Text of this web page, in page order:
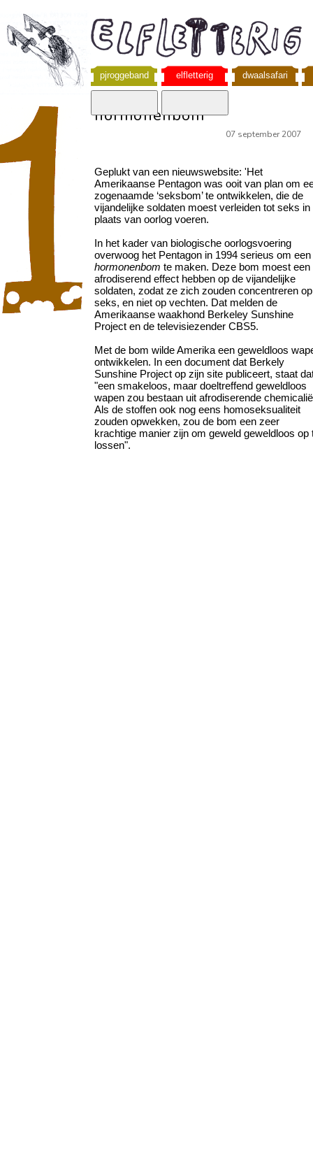
pjroggeband elfletterig dwaalsafari
hormonenbom
07 september 2007
Geplukt van een nieuwswebsite: 'Het
Amerikaanse Pentagon was ooit van plan om
zogenaamde ‘seksbom’ te ontwikkelen, die de
vijandelijke soldaten moest verleiden tot seks in
plaats van oorlog voeren.
In het kader van biologische oorlogsvoering
overwoog het Pentagon in 1994 serieus om een
hormonenbom te maken. Deze bom moest een
afrodiserend effect hebben op de vijandelijke
soldaten, zodat ze zich zouden concentreren op
seks, en niet op vechten. Dat melden de
Amerikaanse waakhond Berkeley Sunshine
Project en de televisiezender CBS5.
Met de bom wilde Amerika een geweldloos
ontwikkelen. In een document dat Berkely
Sunshine Project op zijn site publiceert, staat
"een smakeloos, maar doeltreffend geweldloos
wapen zou bestaan uit afrodiserende
Als de stoffen ook nog eens homoseksualiteit
zouden opwekken, zou de bom een zeer
krachtige manier zijn om geweld geweldloos op
lossen".